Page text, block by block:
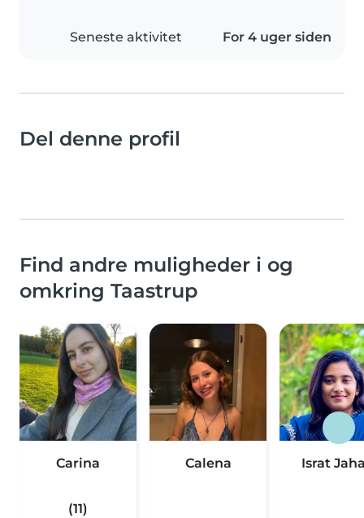
Seneste aktivitet For 4 uger siden
Del denne profil
Find andre muligheder i og
omkring Taastrup
Carina
(11)
Calena Israt